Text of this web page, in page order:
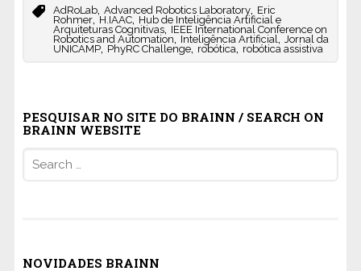
AdRoLab, Advanced Robotics Laboratory, Eric
Rohmer, H.IAAC, Hub de Inteligência Artificial e
Arquiteturas Cognitivas, IEEE International Conference on
Robotics and Automation, Inteligência Artificial,
Jornal da
UNICAMP, PhyRC Challenge, robótica, robótica assistiva
PESQUISAR NO SITE DO BRAINN / SEARCH ON
BRAINN WEBSITE
for:
NOVIDADES BRAINN